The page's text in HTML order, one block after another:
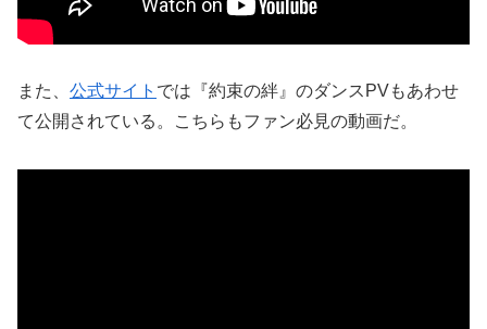
また、 公式サイト では『約束の絆』のダンスPVもあわせ
て公開されている。こちらもファン必見の動画だ。